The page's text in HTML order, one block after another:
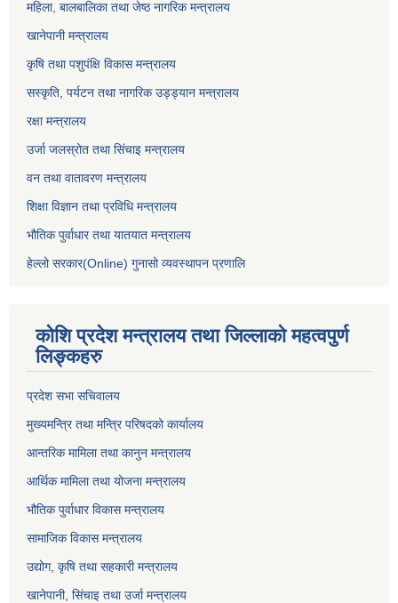
महिला, बालबालिका तथा जेष्ठ नागरिक मन्त्रालय
खानेपानी मन्त्रालय
कृषि तथा पशुपंक्षि विकास मन्त्रालय
सस्कृति, पर्यटन तथा नागरिक उड्ड्यान मन्त्रालय
रक्षा मन्त्रालय
उर्जा जलस्रोत तथा सिंचाइ मन्‍त्रालय
वन तथा वातावरण मन्त्रालय
शिक्षा विज्ञान तथा प्रविधि मन्त्रालय
भौतिक पुर्वाधार तथा यातयात मन्त्रालय
हेल्लो सरकार(Online) गुनासो व्यवस्थापन प्रणालि
कोशि प्रदेश मन्त्रालय तथा जिल्लाको महत्वपुर्ण
लिङ्कहरु
प्रदेश सभा सचिवालय
मुख्यमन्त्रि तथा मन्त्रि परिषदको कार्यालय
आन्तरिक मामिला तथा कानुन मन्त्रालय
आर्थिक मामिला तथा योजना मन्त्रालय
भौतिक पुर्वाधार विकास मन्त्रालय
सामाजिक विकास मन्त्रालय
उद्योग, कृषि तथा सहकारी मन्त्रालय
खानेपानी, सिंचाइ तथा उर्जा मन्त्रालय